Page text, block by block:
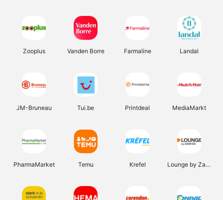
Zooplus Vanden Borre Farmaline Landal
JM-Bruneau Tui.be Printdeal MediaMarkt
PharmaMarket Temu Krefel Lounge by Zalando